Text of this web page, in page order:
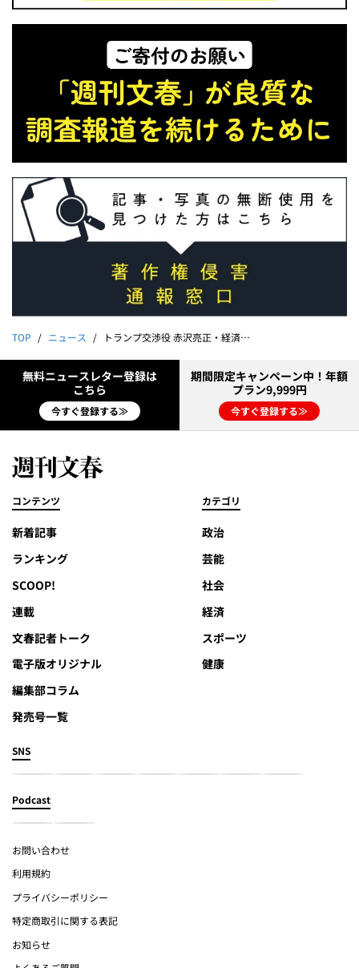
TOP ニュース トランプ交渉役 赤沢亮正・経済再生担当大臣が洩らした「自信ゼロ」
無料ニュースレター登録は
こちら
今すぐ登録する≫
期間限定キャンペーン中！年額
プラン9,999円
今すぐ登録する≫
コンテンツ
新着記事
ランキング
SCOOP!
連載
文春記者トーク
電子版オリジナル
編集部コラム
発売号一覧
カテゴリ
政治
芸能
社会
経済
スポーツ
健康
SNS
Podcast
お問い合わせ
利用規約
プライバシーポリシー
特定商取引に関する表記
お知らせ